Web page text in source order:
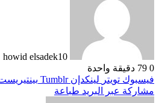
howid elsadek10 مايو، 2025
0
دقيقة واحدة
فيسبوك تويتر لينكدإن
مشاركة عبر البريد طباعة